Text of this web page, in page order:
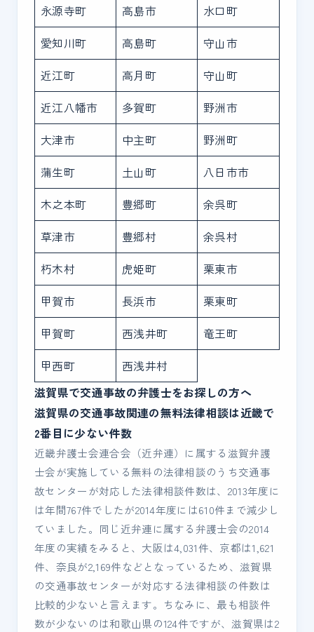
永源寺町
高島市
水口町
愛知川町
高島町
守山市
近江町
高月町
守山町
近江八幡市
多賀町
野洲市
大津市
中主町
野洲町
蒲生町
土山町
八日市市
木之本町
豊郷町
余呉町
草津市
豊郷村
余呉村
朽木村
虎姫町
栗東市
甲賀市
長浜市
栗東町
甲賀町
西浅井町
竜王町
甲西町
西浅井村
滋賀県で交通事故の弁護士をお探しの方へ
滋賀県の交通事故関連の無料法律相談は近畿で
2番目に少ない件数
近畿弁護士会連合会（近弁連）に属する滋賀弁護
士会が実施している無料の法律相談のうち交通事
故センターが対応した法律相談件数は、2013年度に
は年間767件でしたが2014年度には610件まで減少し
ていました。同じ近弁連に属する弁護士会の2014
年度の実績をみると、大阪は4,031件、京都は1,621
件、奈良が2,169件などとなっているため、滋賀県
の交通事故センターが対応する法律相談の件数は
比較的少ないと言えます。ちなみに、最も相談件
数が少ないのは和歌山県の124件ですが、滋賀県は2